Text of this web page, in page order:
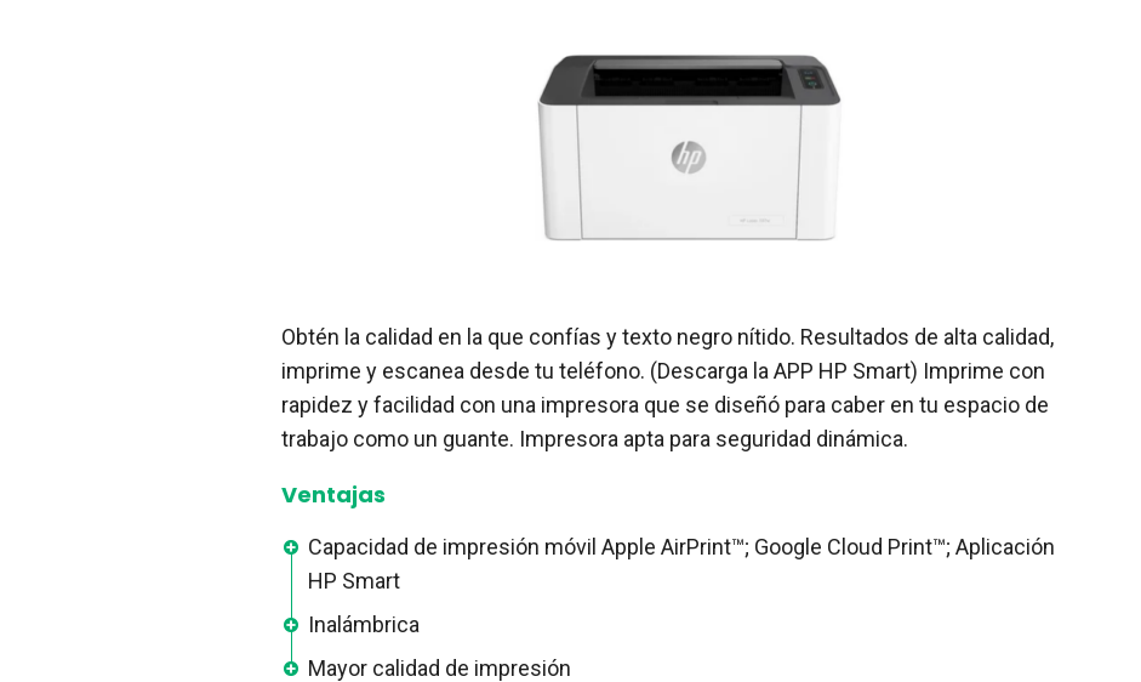
Obtén la calidad en la que confías y texto negro nítido. Resultados de alta calidad,
imprime y escanea desde tu teléfono. (Descarga la APP HP Smart) Imprime con
rapidez y facilidad con una impresora que se diseñó para caber en tu espacio de
trabajo como un guante. Impresora apta para seguridad dinámica.
Ventajas
Capacidad de impresión móvil Apple AirPrint™; Google Cloud Print™; Aplicación
HP Smart
Inalámbrica
Mayor calidad de impresión